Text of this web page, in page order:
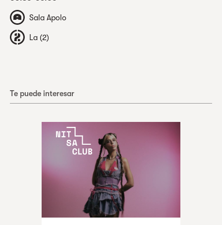
Sala Apolo
La (2)
Te puede interesar